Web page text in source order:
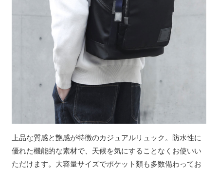
上品な質感と艶感が特徴のカジュアルリュック。防水性に
優れた機能的な素材で、天候を気にすることなくお使いい
ただけます。大容量サイズでポケット類も多数備わってお